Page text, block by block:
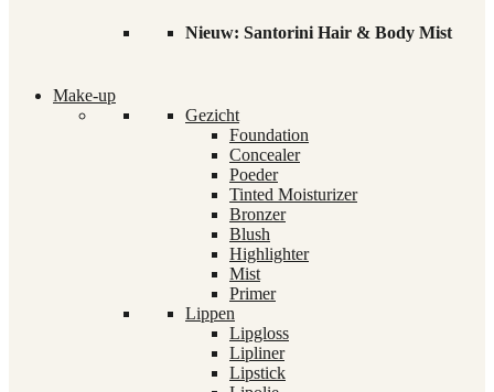
Nieuw: Santorini Hair & Body Mist
Make-up
Gezicht
Foundation
Concealer
Poeder
Tinted Moisturizer
Bronzer
Blush
Highlighter
Mist
Primer
Lippen
Lipgloss
Lipliner
Lipstick